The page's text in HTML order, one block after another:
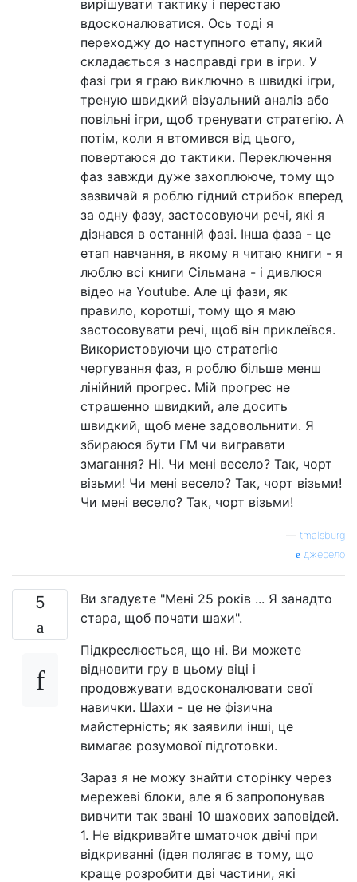
вирішувати тактику і перестаю
вдосконалюватися. Ось тоді я
переходжу до наступного етапу, який
складається з насправді гри в ігри. У
фазі гри я граю виключно в швидкі ігри,
треную швидкий візуальний аналіз або
повільні ігри, щоб тренувати стратегію. А
потім, коли я втомився від цього,
повертаюся до тактики. Переключення
фаз завжди дуже захоплююче, тому що
зазвичай я роблю гідний стрибок вперед
за одну фазу, застосовуючи речі, які я
дізнався в останній фазі. Інша фаза - це
етап навчання, в якому я читаю книги - я
люблю всі книги Сільмана - і дивлюся
відео на Youtube. Але ці фази, як
правило, коротші, тому що я маю
застосовувати речі, щоб він приклеївся.
Використовуючи цю стратегію
чергування фаз, я роблю більше менш
лінійний прогрес. Мій прогрес не
страшенно швидкий, але досить
швидкий, щоб мене задовольнити. Я
збираюся бути ГМ чи вигравати
змагання? Ні. Чи мені весело? Так, чорт
візьми! Чи мені весело? Так, чорт візьми!
Чи мені весело? Так, чорт візьми!
tmalsburg
джерело
5
Ви згадуєте "Мені 25 років ... Я занадто
стара, щоб почати шахи".
Підкреслюється, що ні. Ви можете
відновити гру в цьому віці і
продовжувати вдосконалювати свої
навички. Шахи - це не фізична
майстерність; як заявили інші, це
вимагає розумової підготовки.
Зараз я не можу знайти сторінку через
мережеві блоки, але я б запропонував
вивчити так звані 10 шахових заповідей.
1. Не відкривайте шматочок двічі при
відкриванні (ідея полягає в тому, що
краще розробити дві частини, які